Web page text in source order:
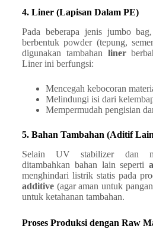
4. Liner (Lapisan Dalam PE)
Pada beberapa jenis jumbo
berbentuk powder (tepung,
digunakan tambahan liner
Liner ini berfungsi:
Mencegah kebocoran
Melindungi isi dari
Mempermudah pengisian
5. Bahan Tambahan (Aditif
Selain UV stabilizer dan
ditambahkan bahan lain seperti
menghindari listrik statis pada
additive(agar aman untuk
untuk ketahanan tambahan.
Proses Produksi dengan Raw